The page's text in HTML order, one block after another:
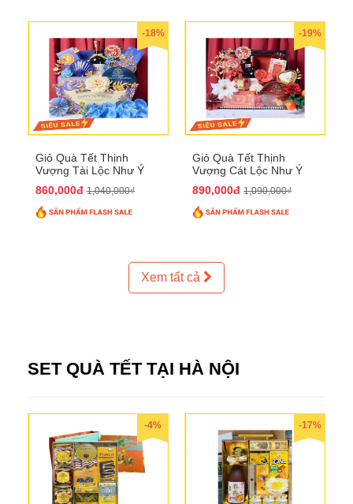
-18%
Giỏ Quà Tết Thịnh
Vượng Tài Lộc Như Ý
860,000đ 1,040,000₫
-19%
Giỏ Quà Tết Thịnh
Vượng Cát Lộc Như Ý
890,000đ 1,090,000₫
Xem tất cả
SET QUÀ TẾT TẠI HÀ NỘI
-4% -17%